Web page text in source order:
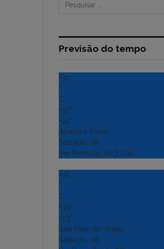
Previsão do tempo
+31
°
C
+37°
+22°
Altamira (Para)
Sábado, 08
Ver Previsão de 7 Dias
+35
°
C
+39°
+23°
Sao Felix do Xingu
Sábado, 08